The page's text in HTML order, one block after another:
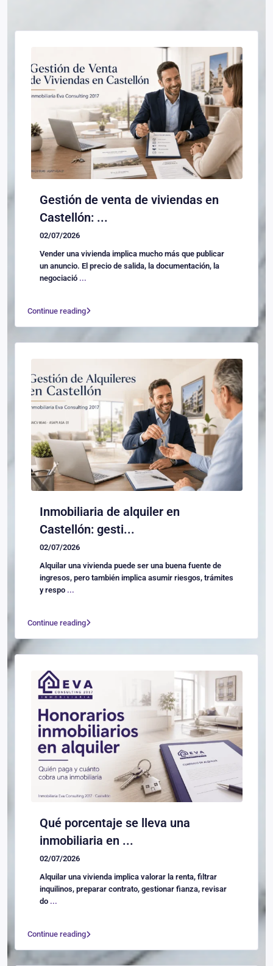
Gestión de venta de viviendas en
Castellón: ...
02/07/2026
Vender una vivienda implica mucho más que publicar
un anuncio. El precio de salida, la documentación, la
negociació ...
Continue reading
Inmobiliaria de alquiler en
Castellón: gesti...
02/07/2026
Alquilar una vivienda puede ser una buena fuente de
ingresos, pero también implica asumir riesgos, trámites
y respo ...
Continue reading
Qué porcentaje se lleva una
inmobiliaria en ...
02/07/2026
Alquilar una vivienda implica valorar la renta, filtrar
inquilinos, preparar contrato, gestionar fianza, revisar
do ...
Continue reading